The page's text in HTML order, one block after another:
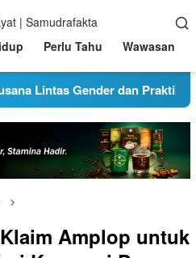
Perlu Tahu Wawasan
Gender dan Praktik Judi Saat
Amplop untuk